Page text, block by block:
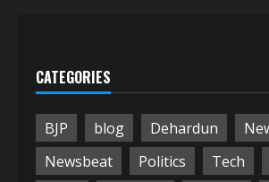
CATEGORIES
BJP blog Dehardun
Newsbeat
Politics Tech